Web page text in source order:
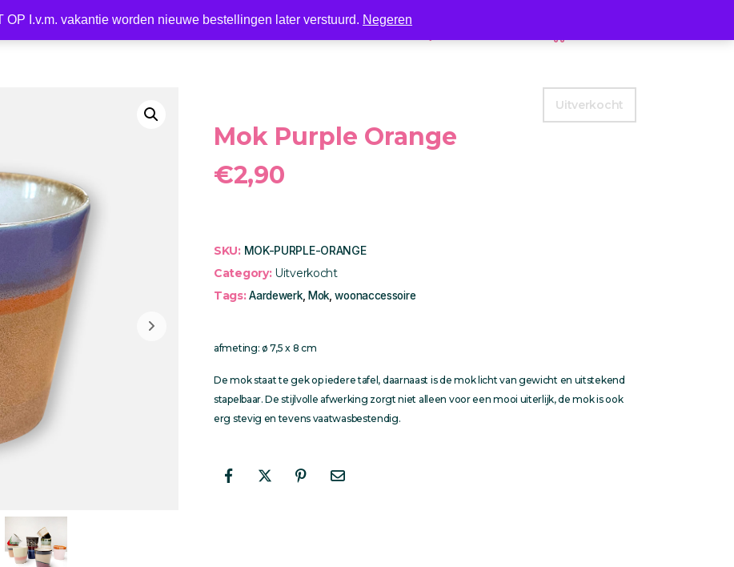
OP I.v.m. vakantie worden nieuwe bestellingen later verstuurd. Negeren
Nieuw LED Kaarsen Kaarshouder Wonen Zakelijk Contact
Uitverkocht
Mok Purple Orange
€2,90
SKU: MOK-PURPLE-ORANGE
Category: Uitverkocht
Tags: Aardewerk, Mok,woonaccessoire
afmeting: ø 7,5 x 8 cm
De mok staat te gek op iedere tafel, daarnaast is de mok licht van gewicht en uitstekend
stapelbaar. De stijlvolle afwerking zorgt niet alleen voor een mooi uiterlijk, de mok is ook
erg stevig en tevens vaatwasbestendig.